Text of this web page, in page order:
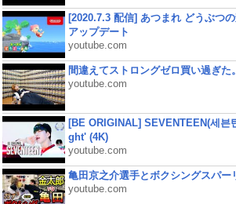
[2020.7.3 配信] あつまれ どうぶつ
アップデート
youtube.com
間違えてストロングゼロ買い過ぎた。
youtube.com
[BE ORIGINAL] SEVENTEEN(세븐
ght' (4K)
youtube.com
亀田京之介選手とボクシングスパー
youtube.com